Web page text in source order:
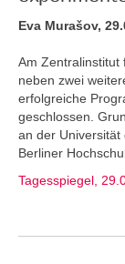
Eva Murašov,
Am Zentralinstitut
neben zwei
erfolgreiche
geschlossen.
an der Universität
Berliner
Tagesspiegel,